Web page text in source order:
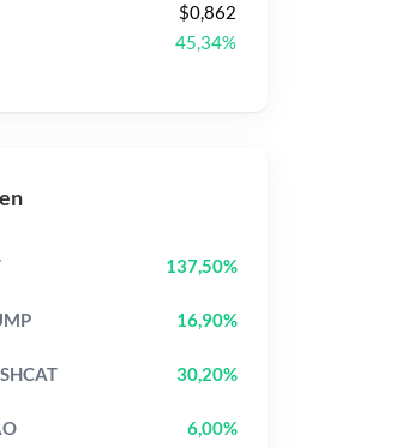
$0,862
45,34%
137,50%
16,90%
30,20%
6,00%